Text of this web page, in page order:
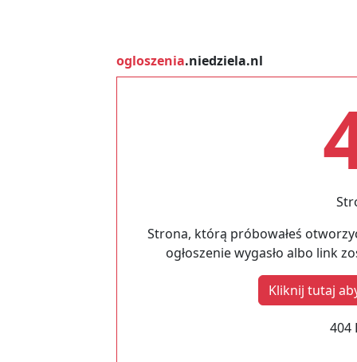
ogloszenia.niedziela.nl
Strona, którą próbowałeś
ogłoszenie wygasło albo link
Kliknij tutaj
404